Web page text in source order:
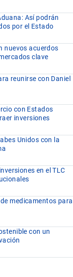
Así podrán
por el Estado
nuevos acuerdos
clave
reunirse con Daniel
con Estados
inversiones
Unidos con la
en el TLC
medicamentos para
con un